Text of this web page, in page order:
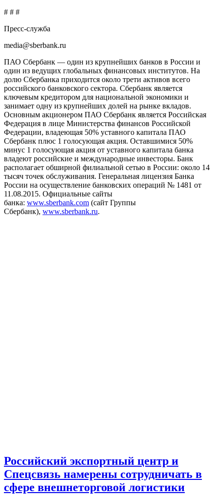
# # #
Пресс-служба
media@sberbank.ru
ПАО Сбербанк — один из крупнейших банков в России и
один из ведущих глобальных финансовых институтов. На
долю Сбербанка приходится около трети активов всего
российского банковского сектора. Сбербанк является
ключевым кредитором для национальной экономики и
занимает одну из крупнейших долей на рынке вкладов.
Основным акционером ПАО Сбербанк является Российская
Федерация в лице Министерства финансов Российской
Федерации, владеющая 50% уставного капитала ПАО
Сбербанк плюс 1 голосующая акция. Оставшимися 50%
минус 1 голосующая акция от уставного капитала банка
владеют российские и международные инвесторы. Банк
располагает обширной филиальной сетью в России: около 14
тысяч точек обслуживания. Генеральная лицензия Банка
России на осуществление банковских операций № 1481 от
11.08.2015. Официальные сайты
банка: www.sberbank.com (сайт Группы
Сбербанк), www.sberbank.ru.
Российский экспортный центр и
Спецсвязь намерены сотрудничать в
сфере внешнеторговой логистики